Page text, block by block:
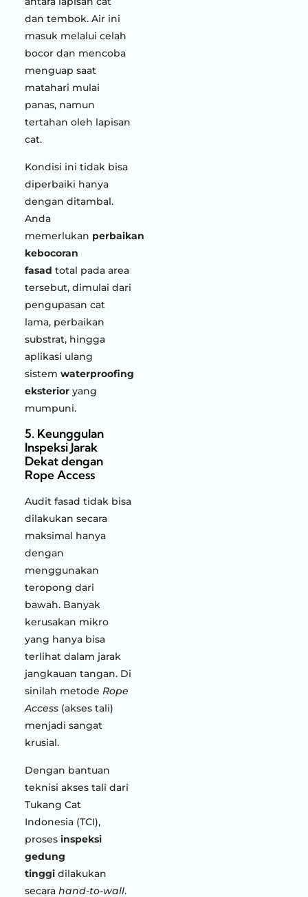
dan tembok. Air ini
masuk melalui celah
bocor dan mencoba
menguap saat
matahari mulai
panas, namun
tertahan oleh lapisan
cat.
Kondisi ini tidak bisa
diperbaiki hanya
dengan ditambal.
Anda
memerlukan perbaikan
kebocoran
fasad total pada area
tersebut, dimulai dari
pengupasan cat
lama, perbaikan
substrat, hingga
aplikasi ulang
sistem waterproofing
eksterior yang
mumpuni.
5. Keunggulan
Inspeksi Jarak
Dekat dengan
Rope Access
Audit fasad tidak bisa
dilakukan secara
maksimal hanya
dengan
menggunakan
teropong dari
bawah. Banyak
kerusakan mikro
yang hanya bisa
terlihat dalam jarak
jangkauan tangan. Di
sinilah metode Rope
Access (akses tali)
menjadi sangat
krusial.
Dengan bantuan
teknisi akses tali dari
Tukang Cat
Indonesia (TCI),
proses inspeksi
gedung
tinggi dilakukan
secara hand-to-wall.